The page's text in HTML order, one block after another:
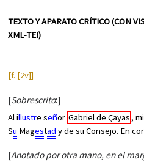
TEXTO Y APARATO CRÍTICO (CON
XML-TEI)
[f. [2v]]
[Sobrescrito:]
Al illustre señor Gabriel de Çayas ,
Su Magestad y de su Consejo. En
[Anotado por otra mano, en el